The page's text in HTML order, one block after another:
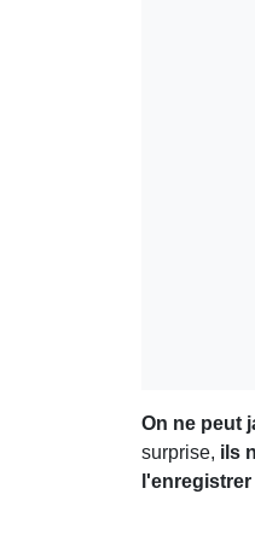
On ne peut
surprise, ils
l'enregistrer